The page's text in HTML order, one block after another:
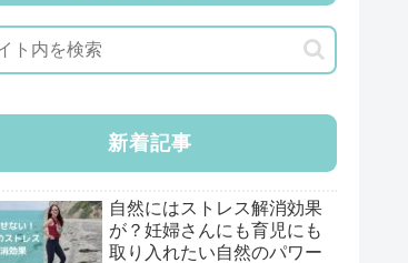
新着記事
自然にはストレス解消効果
が？妊婦さんにも育児にも
取り入れたい自然のパワー